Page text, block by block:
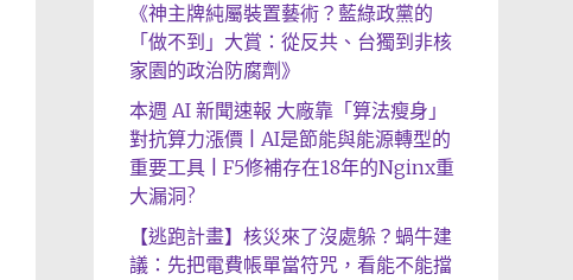
《神主牌純屬裝置藝術？藍綠政黨的
「做不到」大賞：從反共、台獨到非核
家園的政治防腐劑》
本週 AI 新聞速報 大廠靠「算法瘦身」
對抗算力漲價 | AI是節能與能源轉型的
重要工具 | F5修補存在18年的Nginx重
大漏洞?
【逃跑計畫】核災來了沒處躲？蝸牛建
議：先把電費帳單當符咒，看能不能擋